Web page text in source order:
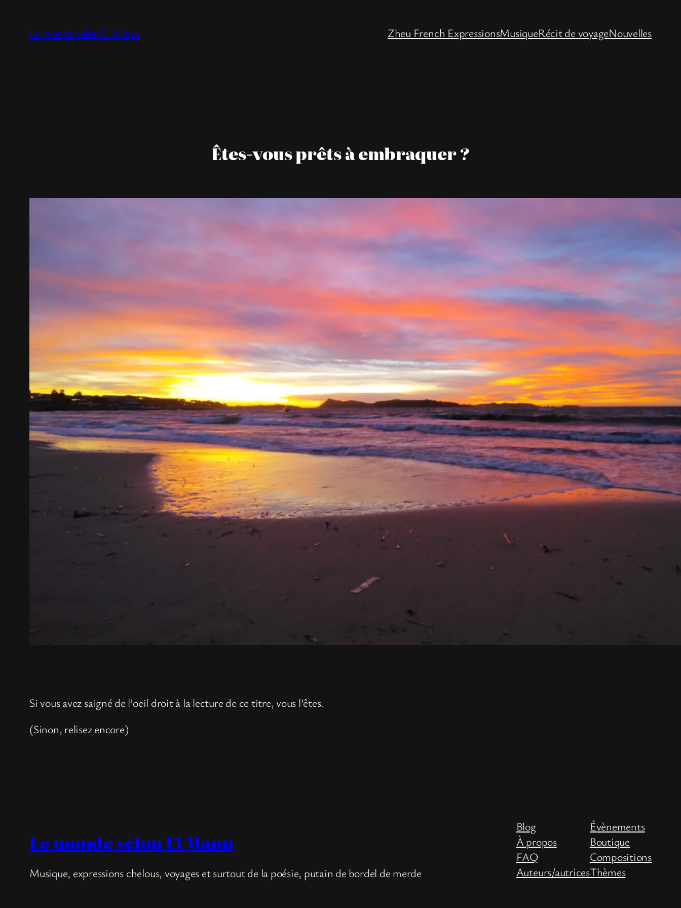
contenu
Le monde selon El Manu Zheu French ExpressionsMusiqueRécit de voyageNouvelles
Êtes-vous prêts à embraquer ?
Si vous avez saigné de l’oeil droit à la lecture de ce titre, vous l’êtes.
(Sinon, relisez encore)
Le monde selon El Manu
Musique, expressions chelous, voyages et surtout de la poésie, putain de bordel de merde
Blog
À propos
FAQ
Auteurs/autrices
Évènements
Boutique
Compositions
Thèmes